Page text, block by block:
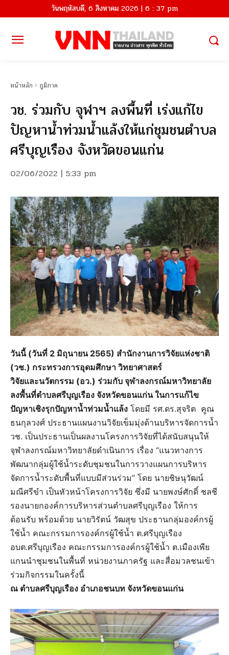
วันพฤหัสบดี, 6 สิงหาคม 2026 | 6 : 37 pm
หน้าหลัก ภูมิภาค
วช. ร่วมกับ จุฬาฯ ลงพื้น​ที่ เร่งแก้ไข
ปัญหาน้ำท่วมน้ำแล้งให้แก่ชุมชนตำบล
ศรีบุญเรือง จังหวัดขอนแก่น
02/06/2022 | 5:33 pm
วันนี้ (วันที่ 2 มิถุนายน 2565) สำนักงานการวิจัยแห่งชาติ
(วช.) กระทรวงการอุดมศึกษา วิทยาศาสตร์
วิจัยและนวัตกรรม (อว.) ร่วมกับ​ จุฬาลงกรณ์มหาวิทยาลัย​
ลงพื้น​ที่​ตำบลศรีบุญเรือง จังหวัดขอนแก่น​ ในการแก้ไข
ปัญหา​เชิงรุก​ปัญหาน้ำท่วมน้ำแล้ง​ โดยมี​ รศ.ดร.สุจริต คูณ
ธนกุลวงศ์​ ประธานแผนงานวิจัยเข็มมุ่งด้านบริหารจัดการน้ำ
วช.​ เป็นประธานเป็นผลงานโครงการวิจัยที่ได้สนับสนุนให้
จุฬาลงกรณ์มหาวิทยาลัยดำเนินการ เรื่อง “แนวทางการ
พัฒนากลุ่มผู้ใช้น้ำระดับชุมชนในการวางแผนการบริหาร
จัดการน้ำระดับพื้นที่แบบมีส่วนร่วม” โดย นายชิษนุวัฒน์
มณีศรีขำ เป็นหัวหน้าโครงการวิจัย ​ซึ่งมี​ นายพงษ์​ศักดิ์​ ชลชี​​
รองนายกองค์การบริหาร​ส่วนตำบล​ศรีบุญเรือง​ ให้การ
ต้อนรับ พร้อมด้วย​ นายวิรัตน์​ วัฒสุข​ ประธานกลุ่ม​องค์กร​ผู้
ใช้น้ำ​​ คณะกรรมการองค์กรผู้ใช้น้ำ ต.ศรีบุญเรือง
อบต.ศรีบุญเรือง คณะกรรมการองค์กรผู้ใช้น้ำ ต.เมืองเพีย
แกนนำชุมชนในพื้นที่ หน่วยงานภาครัฐ และสื่อมวลชนเข้า
ร่วมกิจกรรมในครั้งนี้
ณ ตำบลศรีบุญเรือง อำเภอชนบท จังหวัดขอนแก่น